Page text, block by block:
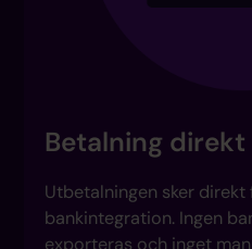
Betalning
Utbetalningen sker direkt
bankintegration. Ingen
exporteras och inget